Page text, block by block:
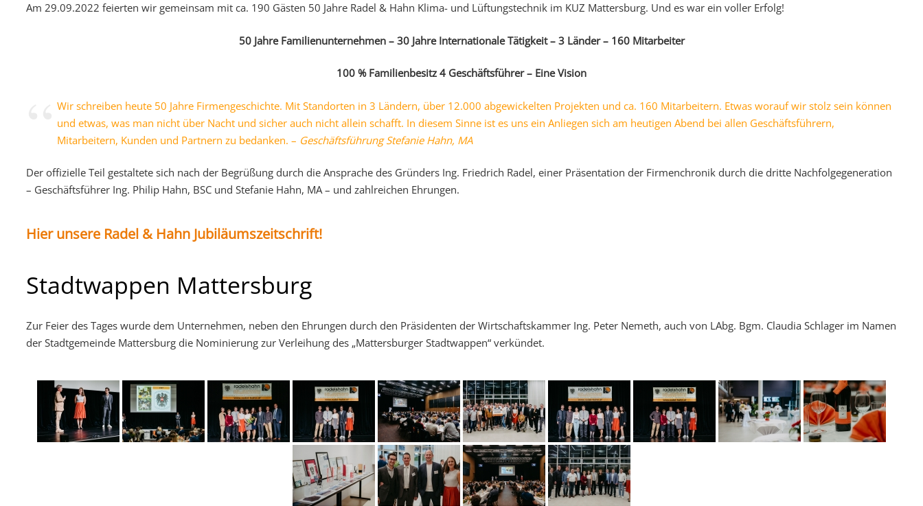
Am 29.09.2022 feierten wir gemeinsam mit ca. 190 Gästen 50 Jahre Radel & Hahn Klima- und Lüftungstechnik im KUZ Mattersburg. Und es war ein voller Erfolg!
50 Jahre Familienunternehmen – 30 Jahre Internationale Tätigkeit – 3 Länder – 160 Mitarbeiter
100 % Familienbesitz 4 Geschäftsführer – Eine Vision
Wir schreiben heute 50 Jahre Firmengeschichte. Mit Standorten in 3 Ländern, über 12.000 abgewickelten Projekten und ca. 160 Mitarbeitern. Etwas worauf wir stolz sein können
und etwas, was man nicht über Nacht und sicher auch nicht allein schafft. In diesem Sinne ist es uns ein Anliegen sich am heutigen Abend bei allen Geschäftsführern,
Mitarbeitern, Kunden und Partnern zu bedanken. – Geschäftsführung Stefanie Hahn, MA
Der offizielle Teil gestaltete sich nach der Begrüßung durch die Ansprache des Gründers Ing. Friedrich Radel, einer Präsentation der Firmenchronik durch die dritte Nachfolgegeneration
– Geschäftsführer Ing. Philip Hahn, BSC und Stefanie Hahn, MA – und zahlreichen Ehrungen.
Hier unsere Radel & Hahn Jubiläumszeitschrift!
Stadtwappen Mattersburg
Zur Feier des Tages wurde dem Unternehmen, neben den Ehrungen durch den Präsidenten der Wirtschaftskammer Ing. Peter Nemeth, auch von LAbg. Bgm. Claudia Schlager im Namen
der Stadtgemeinde Mattersburg die Nominierung zur Verleihung des „Mattersburger Stadtwappen“ verkündet.